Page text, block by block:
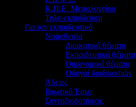
Κ.Π.Ε. Μεσολογγίου
Τηλε-εκπαίδευση
Για τον εκπαιδευτικό
Νομοθεσία
Διοικητικά θέματα
Εκπαιδευτικά θέματα
Οικονομικά θέματα
Οδηγοί διαδικασιών
Άδειες
Ιδιωτικό Έργο
Συνταξιοδοτήσεις